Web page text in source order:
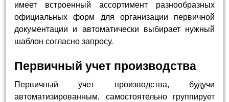
имеет встроенный ассортимент разнообразных
официальных форм для организации первичной
документации и автоматически выбирает нужный
шаблон согласно запросу.
Первичный учет производства
Первичный учет производства, будучи
автоматизированным, самостоятельно группирует